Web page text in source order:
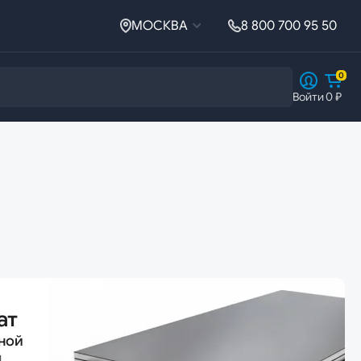
МОСКВА 8 800 700 95 50
Войти
0
0 ₽